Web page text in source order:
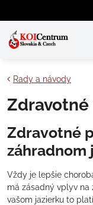
Rady a návody
Zdravotné
záhradnom
Vždy je lepšie
má zásadný vplyv na
vašom jazierku to